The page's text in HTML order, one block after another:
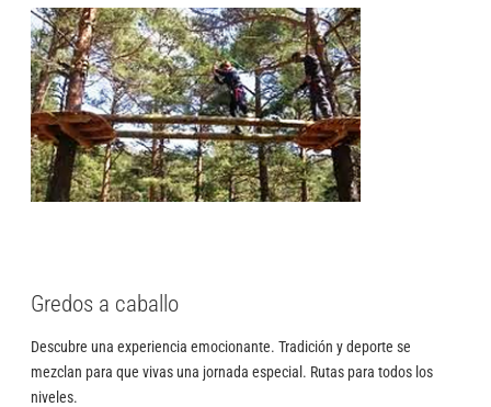
Gredos a caballo
Descubre una experiencia emocionante. Tradición y deporte se
mezclan para que vivas una jornada especial. Rutas para todos los
niveles.